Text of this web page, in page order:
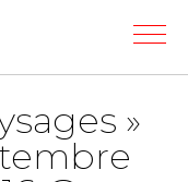
»